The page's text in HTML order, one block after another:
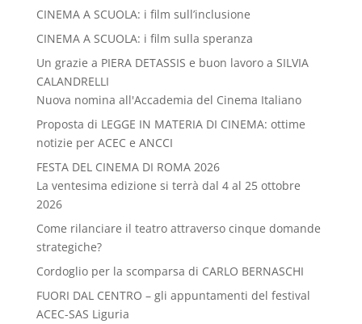
CINEMA A SCUOLA: i film sull’inclusione
CINEMA A SCUOLA: i film sulla speranza
Un grazie a PIERA DETASSIS e buon lavoro a SILVIA
CALANDRELLI
Nuova nomina all'Accademia del Cinema Italiano
Proposta di LEGGE IN MATERIA DI CINEMA: ottime
notizie per ACEC e ANCCI
FESTA DEL CINEMA DI ROMA 2026
La ventesima edizione si terrà dal 4 al 25 ottobre
2026
Come rilanciare il teatro attraverso cinque domande
strategiche?
Cordoglio per la scomparsa di CARLO BERNASCHI
FUORI DAL CENTRO – gli appuntamenti del festival
ACEC-SAS Liguria